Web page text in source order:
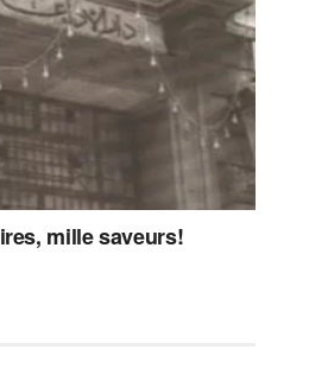
mille saveurs!